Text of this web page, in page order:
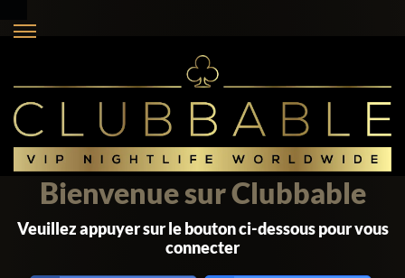
Bienvenue sur Clubbable
Veuillez appuyer sur le bouton ci-dessous pour vous
connecter